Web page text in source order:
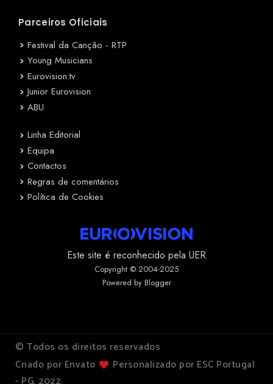
Parceiros Oficiais
Festival da Canção - RTP
Young Musicians
Eurovision.tv
Junior Eurovision
ABU
Linha Editorial
Equipa
Contactos
Regras de comentários
Política de Cookies
Este site é reconhecido pela UER
Copyright © 2004-2025
Powered by Blogger
© Todos os direitos reservados
Criado por Envato
Personalizado por ESC Portugal